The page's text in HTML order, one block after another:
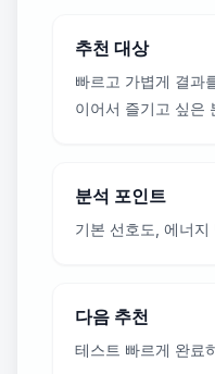
추천 대상
빠르고 가볍게 결과
이어서 즐기고 싶은
분석 포인트
기본 선호도, 에너
다음 추천
테스트 빠르게 완료